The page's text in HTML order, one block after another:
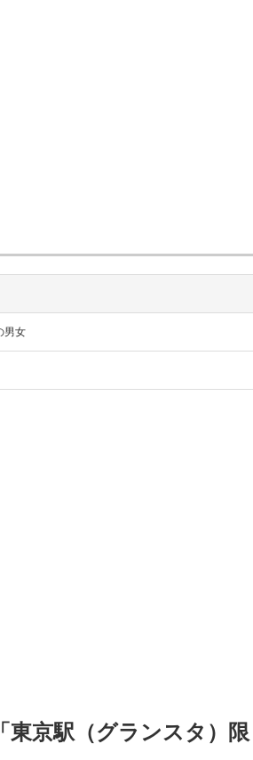
男女
東京駅（グランスタ）限